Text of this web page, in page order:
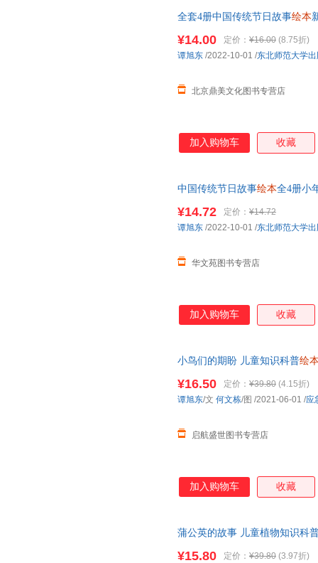
全套4册中国传统节日故事绘本
¥14.00 定价： ¥16.00 (8.75折)
北京鼎美文化图书专营店
谭旭东 /2022-10-01 /东北师范大学
加入购物车 收藏
中国传统节日故事绘本全4册小
¥14.72 定价： ¥14.72
华文苑图书专营店
谭旭东 /2022-10-01 /东北师范大学
加入购物车 收藏
小鸟们的期盼 儿童知识科普绘
¥16.50 定价： ¥39.80 (4.15折)
启航盛世图书专营店
谭旭东/文 何文栋/图 /2021-06-01 /应
加入购物车 收藏
蒲公英的故事 儿童植物知识科
¥15.80 定价： ¥39.80 (3.97折)